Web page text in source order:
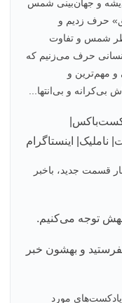
و جهان‌بینی شمس
حرف زدیم و
شمس و تفاوت
حرف می‌زنیم که
مهم‌ترین و
و بی‌انتها...
کست‌باکس|
اینستاگرام
قسمت جدید، باخبر
بهش توجه می‌کنیم.
و بهشون خبر
مورد